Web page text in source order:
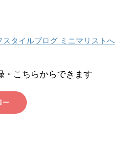
こちらからできます